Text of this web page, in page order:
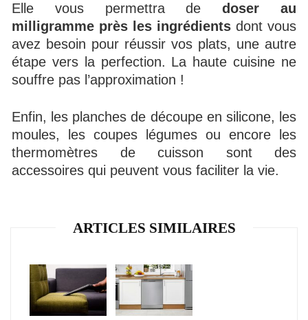
Elle vous permettra de doser au
milligramme près les ingrédients dont vous
avez besoin pour réussir vos plats, une autre
étape vers la perfection. La haute cuisine ne
souffre pas l’approximation !
Enfin, les planches de découpe en silicone, les
moules, les coupes légumes ou encore les
thermomètres de cuisson sont des
accessoires qui peuvent vous faciliter la vie.
ARTICLES SIMILAIRES